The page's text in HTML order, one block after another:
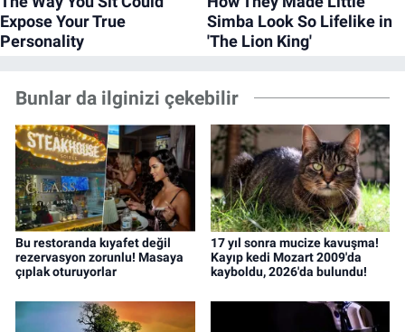
Bunlar da ilginizi çekebilir
Bu restoranda kıyafet değil
rezervasyon zorunlu! Masaya
çıplak oturuyorlar
17 yıl sonra mucize kavuşma!
Kayıp kedi Mozart 2009'da
kayboldu, 2026'da bulundu!